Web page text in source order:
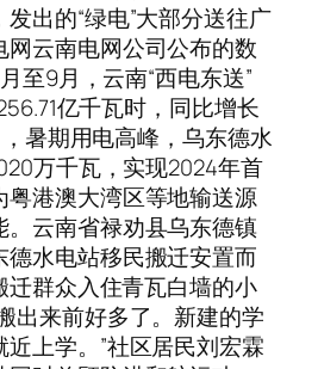
出的“绿电”大部分送往广
网云南电网公司公布的数
至9月，云南“西电东送”
亿千瓦时，同比增长
暑期用电高峰，乌东德水
万千瓦，实现2024年首
粤港澳大湾区等地输送源
。云南省禄劝县乌东德镇
水电站移民搬迁安置而
迁群众入住青瓦白墙的小
出来前好多了。新建的学
上学。”社区居民刘宏霖